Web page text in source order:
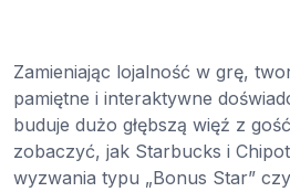
Zamieniając lojalność w grę,
pamiętne i interaktywne
buduje dużo głębszą więź z
zobaczyć, jak Starbucks i
wyzwania typu „Bonus Star”